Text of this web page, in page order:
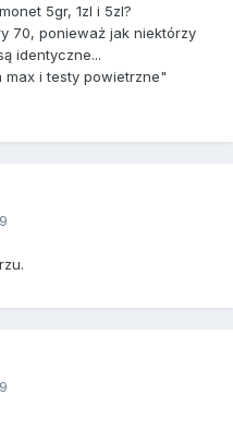
5gr, 1zl i 5zl?
70, ponieważ jak niektórzy
identyczne...
i testy powietrzne"